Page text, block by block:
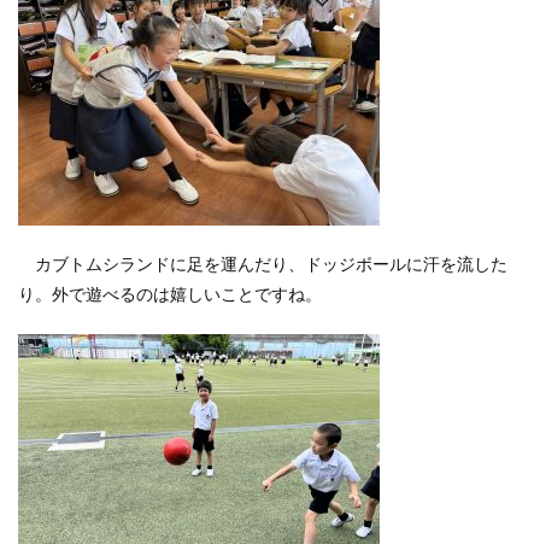
カブトムシランドに足を運んだり、ドッジボールに汗を流した
り。外で遊べるのは嬉しいことですね。